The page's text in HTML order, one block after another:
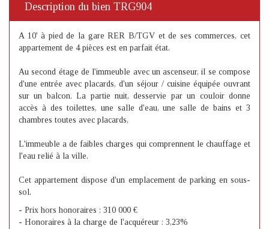
Description du bien TRG904
A 10' à pied de la gare RER B/TGV et de ses commerces, cet
appartement de 4 pièces est en parfait état.
Au second étage de l'immeuble avec un ascenseur, il se compose
d'une entrée avec placards, d'un séjour / cuisine équipée ouvrant
sur un balcon. La partie nuit, desservie par un couloir donne
accès à des toilettes, une salle d'eau, une salle de bains et 3
chambres toutes avec placards,
L'immeuble a de faibles charges qui comprennent le chauffage et
l'eau relié à la ville.
Cet appartement dispose d'un emplacement de parking en sous-
sol.
- Prix hors honoraires : 310 000 €
- Honoraires à la charge de l'acquéreur : 3,23%